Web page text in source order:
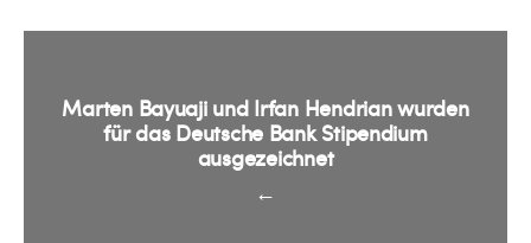
←
Marten Bayuaji und Irfan Hendrian wurden
für das Deutsche Bank Stipendium
ausgezeichnet